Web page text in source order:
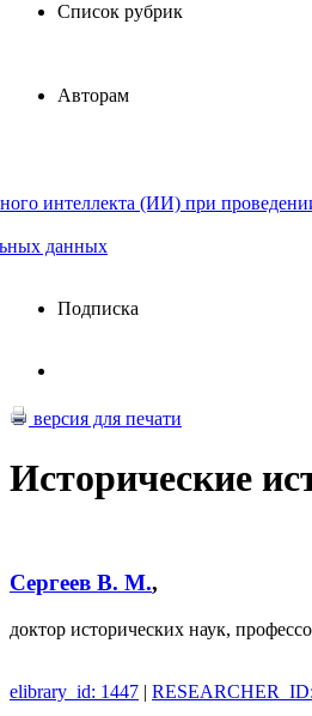
Список рубрик
Авторам
интеллекта (ИИ) при
данных
Подписка
версия для печати
Исторические
Сергеев В. М.,
доктор исторических наук,
elibrary_id: 1447 |